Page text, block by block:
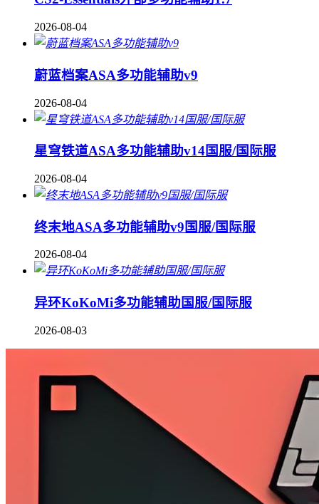
2026-08-04
蔚蓝档案ASA多功能辅助v9
2026-08-04
星穹铁道ASA多功能辅助v14国服/国际服
2026-08-04
终末地ASA多功能辅助v9国服/国际服
2026-08-04
异环KoKoMi多功能辅助国服/国际服
2026-08-03